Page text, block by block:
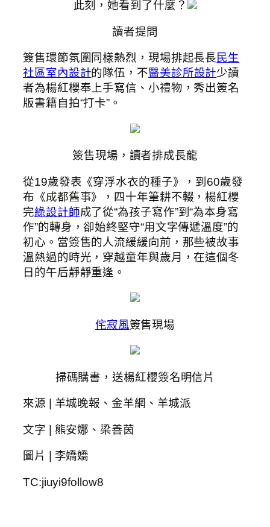
此刻，她看到了什麼？
讀者提問
簽售環節氛圍同樣熱烈，現場排起長長民生
社區室內設計的隊伍，不醫美診所設計少讀
者為楊紅櫻奉上手寫信、小禮物，秀出簽名
版書籍自拍“打卡”。
簽售現場，讀者排成長龍
從19歲發表《穿浮水衣的種子》，到60歲發
布《成都舊事》，四十年筆耕不輟，楊紅櫻
完綠設計師成了從“為孩子寫作”到“為本身寫
作”的轉身，卻始終堅守“用文字傳遞溫度”的
初心。當簽售的人流緩緩向前，那些被故事
溫熱過的時光，穿越童年與歲月，在這個冬
日的午后靜靜重逢。
侘寂風簽售現場
掃碼購書，送楊紅櫻簽名明信片
來源 | 羊城晚報、金羊網、羊城派
文字 | 熊安娜、梁善茵
圖片 | 李嬌嬌
TC:jiuyi9follow8